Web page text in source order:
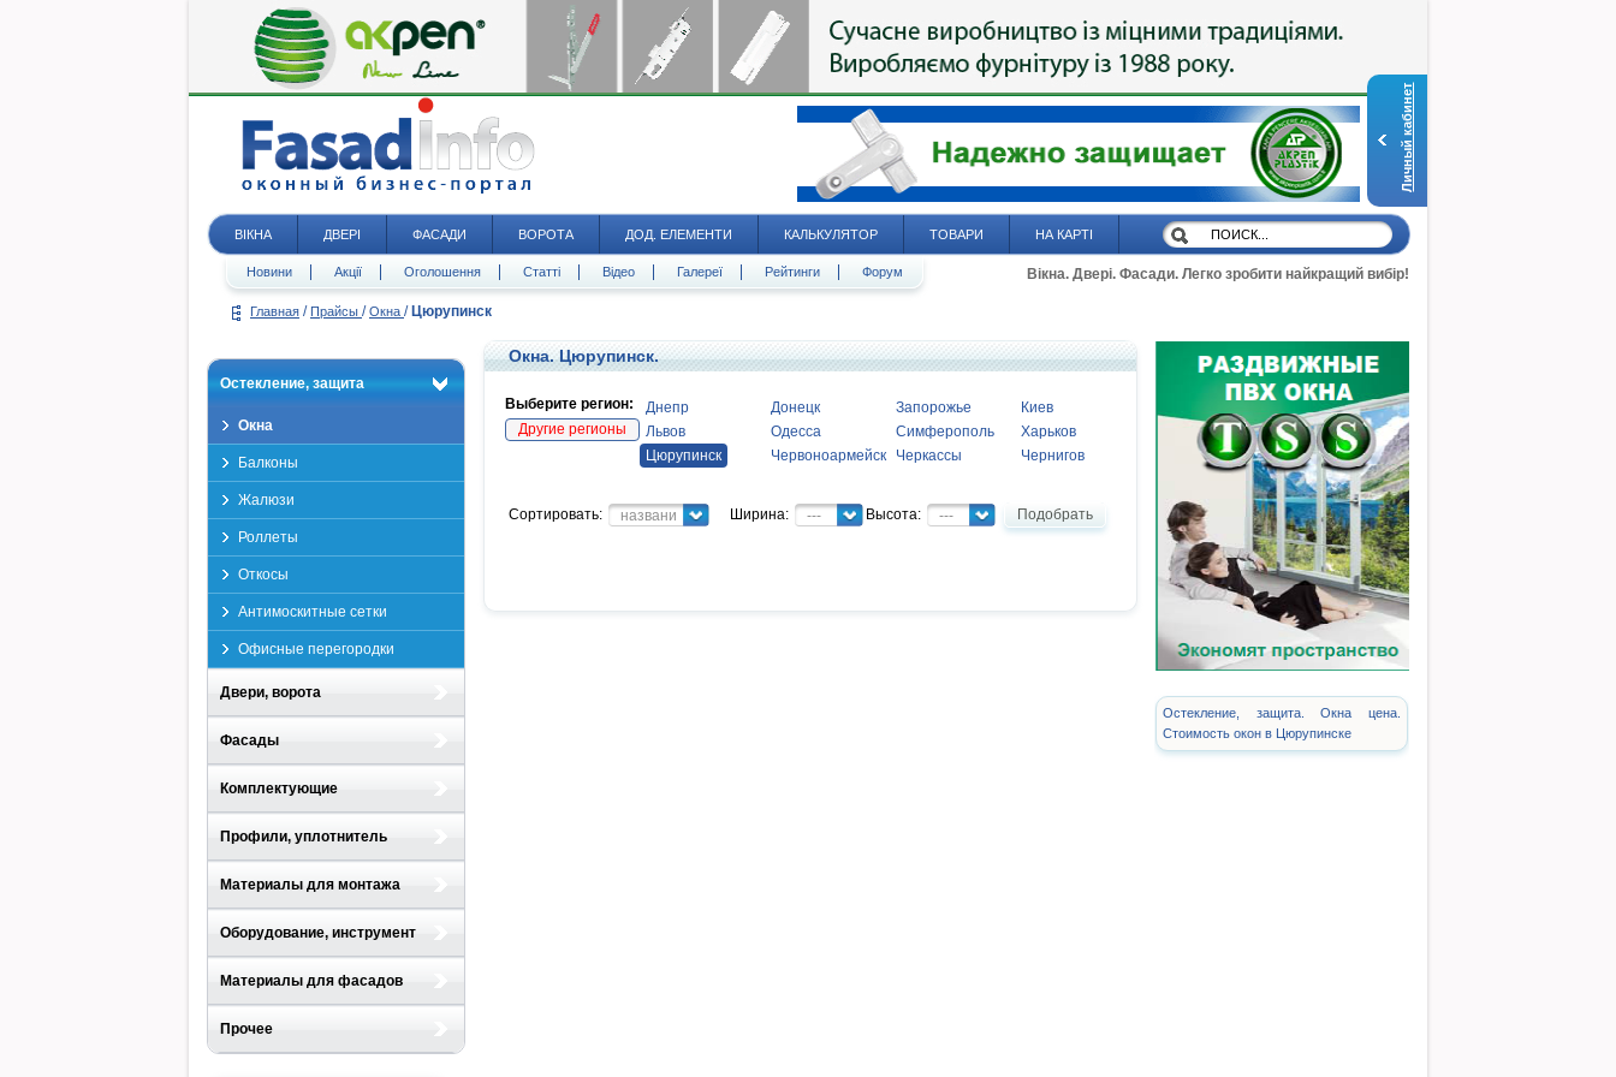
Личный кабинет
ВІКНА ДВЕРІ ФАСАДИ ВОРОТА ДОД. ЕЛЕМЕНТИ КАЛЬКУЛЯТОР ТОВАРИ НА КАРТІ
Новини Акції Оголошення Статті Відео Галереї Рейтинги Форум Вікна. Двері. Фасади. Легко зробити найкращий вибір!
Главная / Прайсы / Окна / Цюрупинск
Остекление, защита
Окна
Балконы
Жалюзи
Роллеты
Откосы
Антимоскитные сетки
Офисные перегородки
Двери, ворота
Фасады
Комплектующие
Профили, уплотнитель
Материалы для монтажа
Оборудование, инструмент
Материалы для фасадов
Прочее
Окна. Цюрупинск.
Выберите регион:
Другие регионы
Днепр Донецк Запорожье
Киев
Львов
Одесса Симферополь
Харьков
Цюрупинск
Червоноармейск Черкассы Чернигов
Сортировать: название Ширина: --- Высота: --- Подобрать
Остекление, защита. Окна цена.
Стоимость окон в Цюрупинске